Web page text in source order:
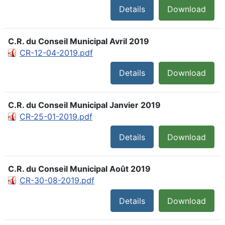
Download
Details
C.R. du Conseil Municipal Avril 2019
CR-12-04-2019.pdf
Download
Details
C.R. du Conseil Municipal Janvier 2019
CR-25-01-2019.pdf
Download
Details
C.R. du Conseil Municipal Août 2019
CR-30-08-2019.pdf
Download
Details